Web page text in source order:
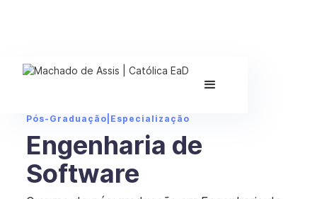
Pós-Graduação Especialização
Engenharia de
Software